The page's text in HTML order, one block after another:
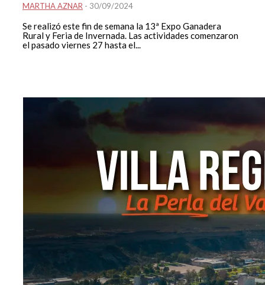
MARTHA AZNAR - 30/09/2024
Se realizó este fin de semana la 13ª Expo Ganadera
Rural y Feria de Invernada. Las actividades comenzaron
el pasado viernes 27 hasta el...